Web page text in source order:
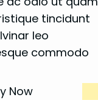
tincidunt
leo
commodo
Now